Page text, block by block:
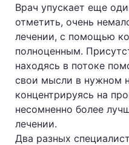
Врач упускает еще
отметить, очень
лечении, с помощью
полноценным.
находясь в потоке
свои мысли в нужном
концентрируясь на
несомненно более
лечении.
Два разных